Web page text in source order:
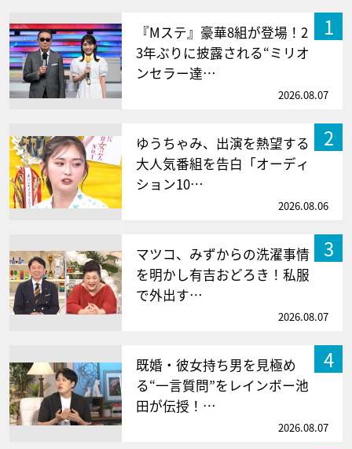
1
『Mステ』豪華8組が登場！2
3年ぶりに披露される“ミリオ
ンセラー達…
2026.08.07
2
ゆうちゃみ、出演を熱望する
大人気番組を告白「オーディ
ション10…
2026.08.06
3
マツコ、みずからの洗濯事情
を明かし有吉おどろき！私服
で外出す…
2026.08.07
4
既婚・彼女持ち男を見極め
る“一言質問”をレインボー池
田が伝授！…
2026.08.07